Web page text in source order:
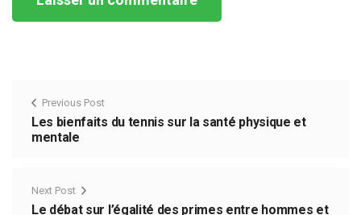
Previous Post
Les bienfaits du tennis sur la santé physique et
mentale
Next Post
Le débat sur l’égalité des primes entre hommes et